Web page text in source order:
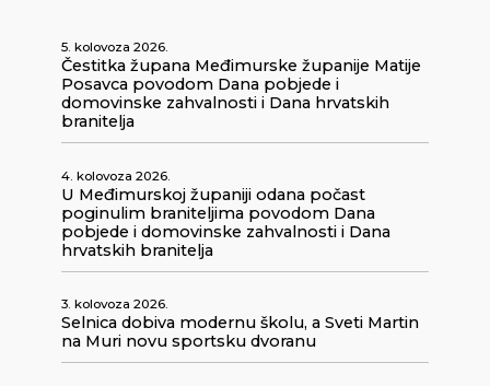
5. kolovoza 2026.
Čestitka župana Međimurske županije Matije
Posavca povodom Dana pobjede i
domovinske zahvalnosti i Dana hrvatskih
branitelja
4. kolovoza 2026.
U Međimurskoj županiji odana počast
poginulim braniteljima povodom Dana
pobjede i domovinske zahvalnosti i Dana
hrvatskih branitelja
3. kolovoza 2026.
Selnica dobiva modernu školu, a Sveti Martin
na Muri novu sportsku dvoranu